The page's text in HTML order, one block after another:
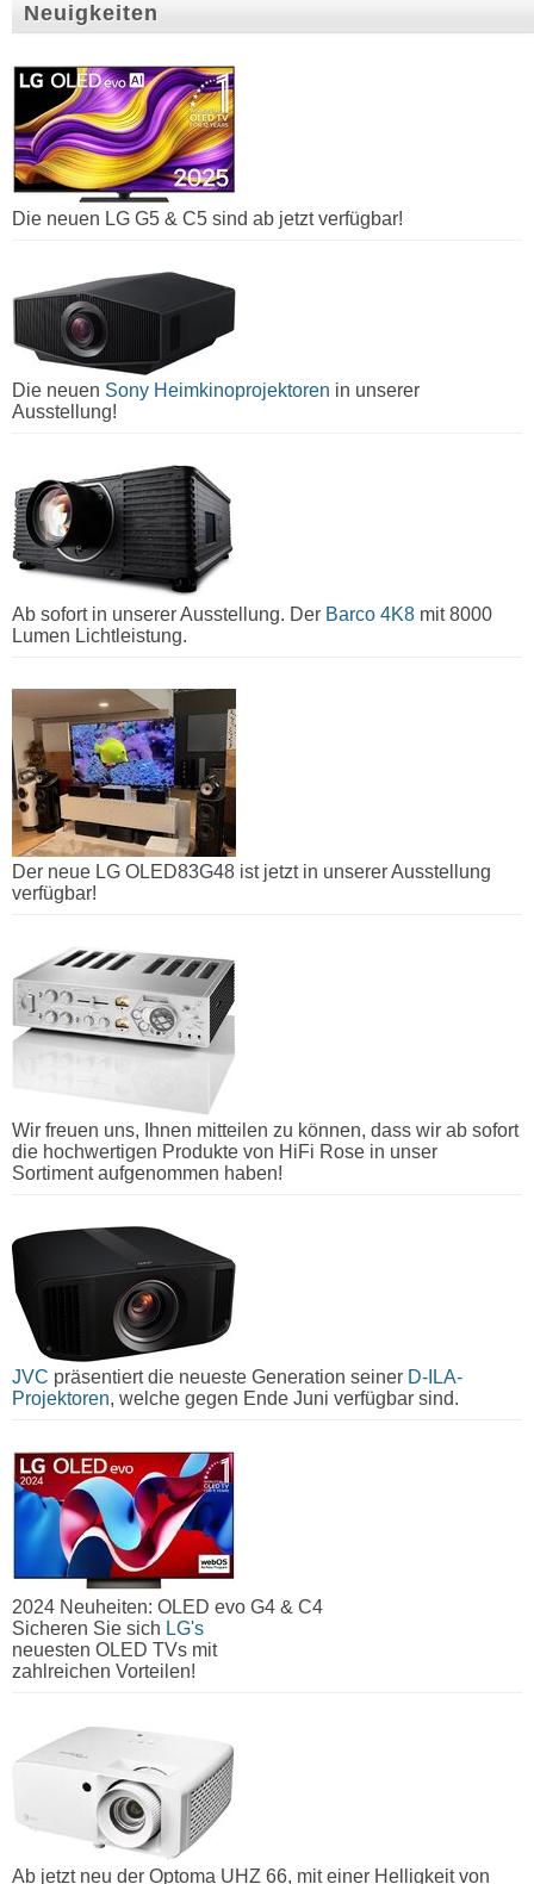
Neuigkeiten
Die neuen LG G5 & C5 sind ab jetzt verfügbar!
Die neuen Sony Heimkinoprojektoren in unserer
Ausstellung!
Ab sofort in unserer Ausstellung. Der Barco 4K8 mit 8000
Lumen Lichtleistung.
Der neue LG OLED83G48 ist jetzt in unserer Ausstellung
verfügbar!
Wir freuen uns, Ihnen mitteilen zu können, dass wir ab sofort
die hochwertigen Produkte von HiFi Rose in unser
Sortiment aufgenommen haben!
JVC präsentiert die neueste Generation seiner D-ILA-
Projektoren, welche gegen Ende Juni verfügbar sind.
2024 Neuheiten: OLED evo G4 & C4
Sicheren Sie sich LG's
neuesten OLED TVs mit
zahlreichen Vorteilen!
Ab jetzt neu der Optoma UHZ 66, mit einer Helligkeit von